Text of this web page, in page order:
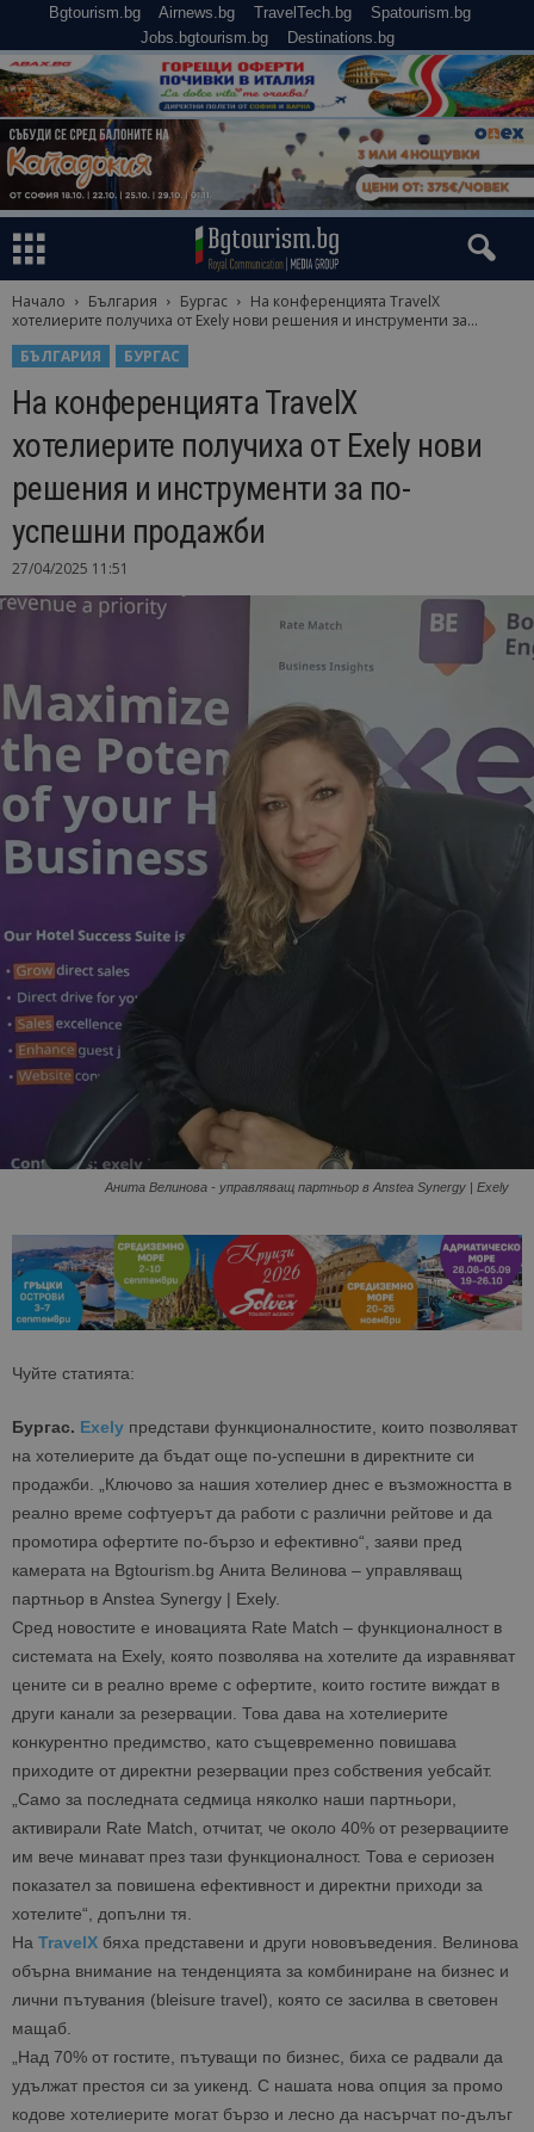
Bgtourism.bg Airnews.bg TravelTech.bg
Spatourism.bg
Jobs.bgtourism.bg
Destinations.bg
Начало България Бургас
На конференцията TravelX
хотелиерите получиха от Exely нови решения и инструменти за...
БЪЛГАРИЯ
БУРГАС
На конференцията TravelX
хотелиерите получиха от Exely нови
решения и инструменти за по-
успешни продажби
27/04/2025 11:51
Анита Велинова - управляващ партньор в Anstea Synergy | Exely
Чуйте статията:
Бургас. Exely представи функционалностите, които позволяват
на хотелиерите да бъдат още по-успешни в директните си
продажби. „Ключово за нашия хотелиер днес е възможността в
реално време софтуерът да работи с различни рейтове и да
промотира офертите по-бързо и ефективно“, заяви пред
камерата на Bgtourism.bg Анита Велинова – управляващ
партньор в Anstea Synergy | Exely.
Сред новостите е иновацията Rate Match – функционалност в
системата на Exely, която позволява на хотелите да изравняват
цените си в реално време с офертите, които гостите виждат в
други канали за резервации. Това дава на хотелиерите
конкурентно предимство, като същевременно повишава
приходите от директни резервации през собствения уебсайт.
„Само за последната седмица няколко наши партньори,
активирали Rate Match, отчитат, че около 40% от резервациите
им вече минават през тази функционалност. Това е сериозен
показател за повишена ефективност и директни приходи за
хотелите“, допълни тя.
На TravelX бяха представени и други нововъведения. Велинова
обърна внимание на тенденцията за комбиниране на бизнес и
лични пътувания (bleisure travel), която се засилва в световен
мащаб.
„Над 70% от гостите, пътуващи по бизнес, биха се радвали да
удължат престоя си за уикенд. С нашата нова опция за промо
кодове хотелиерите могат бързо и лесно да насърчат по-дълъг